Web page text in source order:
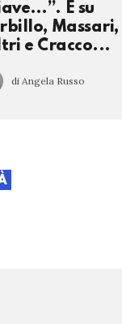
E su
Massari,
e Cracco...
di Angela Russo